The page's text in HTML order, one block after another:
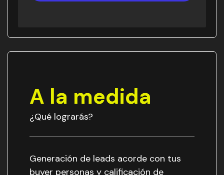
A la medida
¿Qué lograrás?
Generación de leads acorde con tus
buyer personas y calificación de